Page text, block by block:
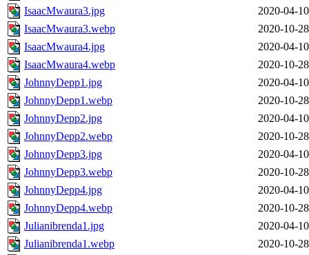
IsaacMwaura3.jpg
2020-04-
IsaacMwaura3.webp
2020-10-
IsaacMwaura4.jpg
2020-04-
IsaacMwaura4.webp
2020-10-
JohnnyDepp1.jpg
2020-04-
JohnnyDepp1.webp
2020-10-
JohnnyDepp2.jpg
2020-04-
JohnnyDepp2.webp
2020-10-
JohnnyDepp3.jpg
2020-04-
JohnnyDepp3.webp
2020-10-
JohnnyDepp4.jpg
2020-04-
JohnnyDepp4.webp
2020-10-
Julianibrenda1.jpg
2020-04-
Julianibrenda1.webp
2020-10-